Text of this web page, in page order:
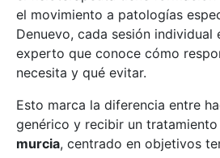
el movimiento a patologías
Denuevo, cada sesión individual
experto que conoce cómo
necesita y qué evitar.
Esto marca la diferencia entre
genérico y recibir un
murcia, centrado en objetivos